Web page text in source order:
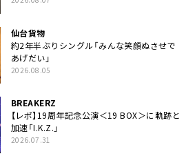
仙台貨物
約2年半ぶりシングル「みんな笑顔ぬさせで
あげだい」
2026.08.05
BREAKERZ
【レポ】19周年記念公演＜19 BOX＞に軌跡と
加速「I.K.Z.」
2026.07.31